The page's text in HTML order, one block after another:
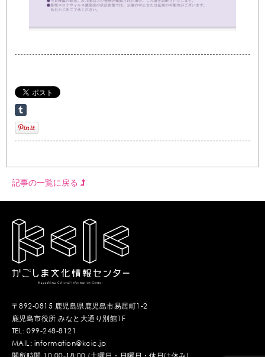
記事の一覧に戻る
〒892-0815 鹿児島県鹿児島市易居町1-2
鹿児島市役所 みなと大通り別館1F
TEL: 099-248-8121
MAIL: information@kcic.jp